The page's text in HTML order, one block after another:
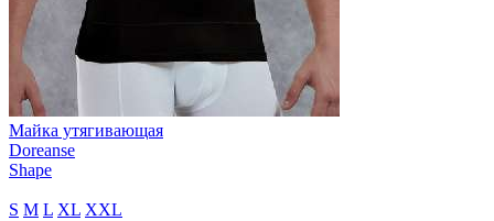
Майка утягивающая
Doreanse
Shape
S M L XL XXL